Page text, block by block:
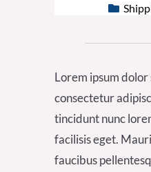
Lorem ipsum dolor
consectetur
tincidunt nunc
facilisis eget.
faucibus